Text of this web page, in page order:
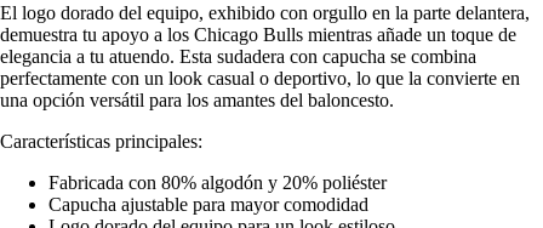
El logo dorado del equipo, exhibido con orgullo en la parte delantera,
demuestra tu apoyo a los Chicago Bulls mientras añade un toque de
elegancia a tu atuendo. Esta sudadera con capucha se combina
perfectamente con un look casual o deportivo, lo que la convierte en
una opción versátil para los amantes del baloncesto.
Características principales:
Fabricada con 80% algodón y 20% poliéster
Capucha ajustable para mayor comodidad